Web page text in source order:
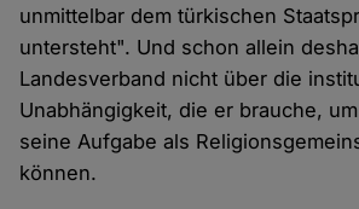
unmittelbar dem türkischen
untersteht". Und schon allein
Landesverband nicht über die
Unabhängigkeit, die er brauche,
seine Aufgabe als
können.